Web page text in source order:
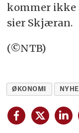
kommer ikke
sier Skjæran.
(©NTB)
ØKONOMI